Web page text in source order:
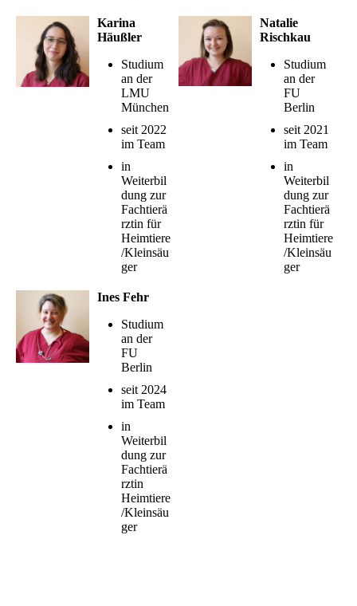
Karina
Häußler
Studium
an der
LMU
München
seit 2022
im Team
in
Weiterbil
dung zur
Fachtierä
rztin für
Heimtiere
/Kleinsäu
ger
Natalie
Rischkau
Studium
an der
FU
Berlin
seit 2021
im Team
in
Weiterbil
dung zur
Fachtierä
rztin für
Heimtiere
/Kleinsäu
ger
Ines Fehr
Studium
an der
FU
Berlin
seit 2024
im Team
in
Weiterbil
dung zur
Fachtierä
rztin
Heimtiere
/Kleinsäu
ger